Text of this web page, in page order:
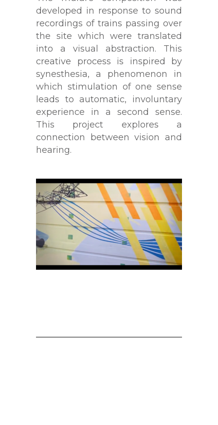
developed in response to sound
recordings of trains passing over
the site which were translated
into a visual abstraction. This
creative process is inspired by
synesthesia, a phenomenon in
which stimulation of one sense
leads to automatic, involuntary
experience in a second sense.
This project explores a
connection between vision and
hearing.